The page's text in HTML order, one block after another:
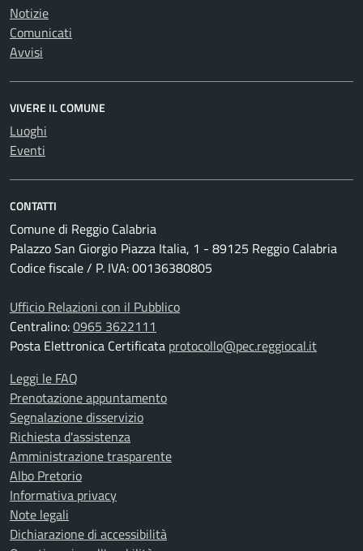
Notizie
Comunicati
Avvisi
VIVERE IL COMUNE
Luoghi
Eventi
CONTATTI
Comune di Reggio Calabria
Palazzo San Giorgio Piazza Italia, 1 - 89125 Reggio Calabria
Codice fiscale / P. IVA: 00136380805
Ufficio Relazioni con il Pubblico
Centralino:0965 3622111
Posta Elettronica Certificata protocollo@pec.reggiocal.it
Leggi le FAQ
Prenotazione appuntamento
Segnalazione disservizio
Richiesta d'assistenza
Amministrazione trasparente
Albo Pretorio
Informativa privacy
Note legali
Dichiarazione di accessibilità